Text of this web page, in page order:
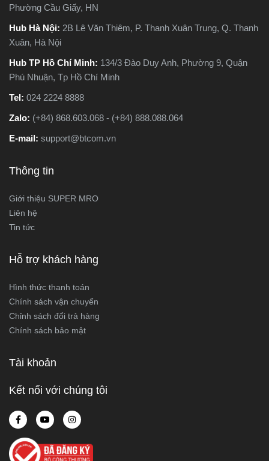
Phường Cầu Giấy, HN
Hub Hà Nội: 2B Lê Văn Thiêm, P. Thanh Xuân Trung, Q. Thanh
Xuân, Hà Nội
Hub TP Hồ Chí Minh: 134/3 Đào Duy Anh, Phường 9, Quận
Phú Nhuận, Tp Hồ Chí Minh
Tel: 024 2224 8888
Zalo: (+84) 868.603.068 - (+84) 888.088.064
E-mail: support@btcom.vn
Thông tin
Giới thiệu SUPER MRO
Liên hệ
Tin tức
Hỗ trợ khách hàng
Hình thức thanh toán
Chính sách vận chuyển
Chỉnh sách đổi trả hàng
Chính sách bảo mật
Tài khoản
Kết nối với chúng tôi